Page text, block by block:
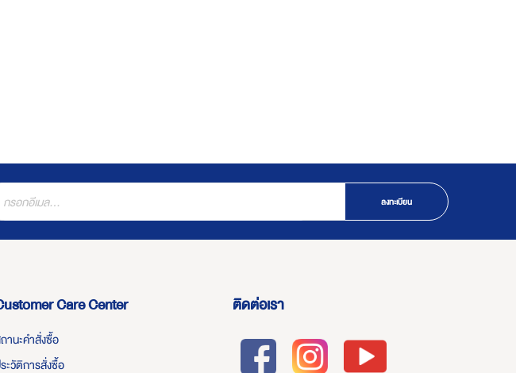
ลงทะเบียน
Care Center
านะคำสั่งซื้อ
ะวัติการสั่งซื้อ
ติดต่อเรา